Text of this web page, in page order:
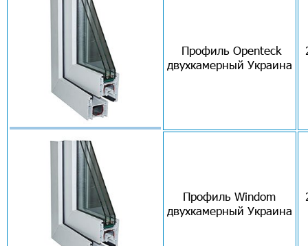
Профиль Openteck
двухкамерный Украина
Профиль Windom
двухкамерный Украина